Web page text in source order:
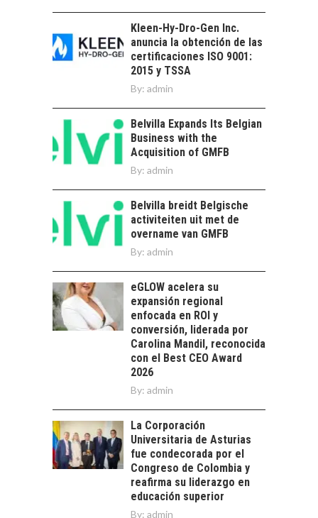
OPORTUNIDADES
PARA EL
DESARROLLO LOCAL
El Desierto de
Atacama: Motor
Desarrollo Turístico…
LA IMPORTANCIA DE
DIVERSIFICAR LAS
EXPORTACIONES
CHILENAS
La diversificación de
las exportaciones
chilenas: clave para un
crecimiento…
CHILE COMO HUB
TECNOLÓGICO DE
AMÉRICA LATINA:
AVANCES Y DESAFÍOS
tecnológico de
América Latina:
avances y desafíos…
LA
TRANSFORMACIÓN
DE LOS RECURSOS
HUMANOS EN LAS
EMPRESAS
CHILENAS
La transformación
estratégica de los
recursos humanos en
las empresas…
FINANCIAMIENTO
PARA PYMES EN
CHILE:
ALTERNATIVAS MÁS
ALLÁ DEL CRÉDITO
Kleen-Hy-Dro-Gen Inc.
anuncia la obtención de las
certificaciones ISO 9001:
2015 y TSSA
By: admin
Belvilla Expands Its Belgian
Business with the
Acquisition of GMFB
By: admin
Belvilla breidt Belgische
activiteiten uit met de
overname van GMFB
By: admin
eGLOW acelera su
expansión regional
enfocada en ROI y
conversión, liderada por
Carolina Mandil, reconocida
con el Best CEO Award
2026
By: admin
La Corporación
Universitaria de Asturias
fue condecorada por el
Congreso de Colombia y
reafirma su liderazgo en
educación superior
By: admin